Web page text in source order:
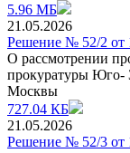
5.96 МБ
21.05.2026
Решение № 52/2 от
О рассмотрении
прокуратуры Юго-
Москвы
727.04 КБ
21.05.2026
Решение № 52/3 от